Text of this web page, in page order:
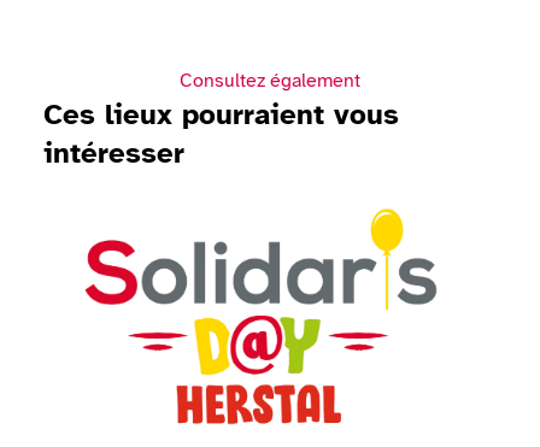
Consultez également
Ces lieux pourraient vous
intéresser